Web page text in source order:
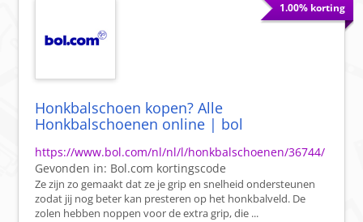
1.00% korting
Honkbalschoen kopen? Alle
Honkbalschoenen online | bol
https://www.bol.com/nl/nl/l/honkbalschoenen/36744/
Gevonden in: Bol.com kortingscode
Ze zijn zo gemaakt dat ze je grip en snelheid ondersteunen
zodat jij nog beter kan presteren op het honkbalveld. De
zolen hebben noppen voor de extra grip, die ...